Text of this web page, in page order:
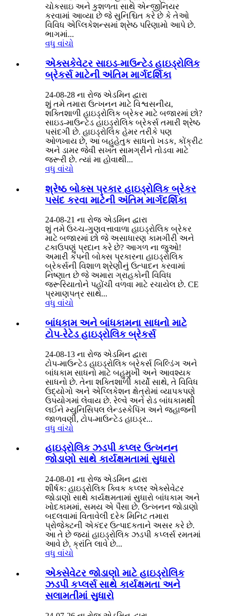
ચોકસાઇ અને કુશળતા સાથે એન્જીનિયર
કરવામાં આવ્યા છે જે સુનિશ્ચિત કરે છે કે તેઓ
વિવિધ એપ્લિકેશન્સમાં શ્રેષ્ઠ પરિણામો આપે છે.
ભાગમાં...
વધુ વાંચો
એક્સકેવેટર સાઇડ-માઉન્ટેડ હાઇડ્રોલિક
બ્રેકર્સ માટેની અંતિમ માર્ગદર્શિકા
24-08-28 ના રોજ એડમિન દ્વારા
શું તમે તમારા ઉત્ખનન માટે વિશ્વસનીય,
શક્તિશાળી હાઇડ્રોલિક બ્રેકર માટે બજારમાં છો?
સાઇડ-માઉન્ટેડ હાઇડ્રોલિક બ્રેકર્સ તમારી શ્રેષ્ઠ
પસંદગી છે. હાઇડ્રોલિક હેમર તરીકે પણ
ઓળખાય છે, આ બહુહેતુક સાધનો ખડક, કોંક્રીટ
અને ડામર જેવી સખત સામગ્રીને તોડવા માટે
જરૂરી છે. ત્યાં મા હોવાથી...
વધુ વાંચો
શ્રેષ્ઠ બોક્સ પ્રકાર હાઇડ્રોલિક બ્રેકર
પસંદ કરવા માટેની અંતિમ માર્ગદર્શિકા
24-08-21 ના ​​રોજ એડમિન દ્વારા
શું તમે ઉચ્ચ-ગુણવત્તાવાળા હાઇડ્રોલિક બ્રેકર
માટે બજારમાં છો જે અસાધારણ કામગીરી અને
ટકાઉપણું પ્રદાન કરે છે? આગળ ના જુઓ!
અમારી કંપની બોક્સ પ્રકારના હાઇડ્રોલિક
બ્રેકર્સની વિશાળ શ્રેણીનું ઉત્પાદન કરવામાં
નિષ્ણાત છે જે અમારા ગ્રાહકોની વિવિધ
જરૂરિયાતોને પહોંચી વળવા માટે રચાયેલ છે. CE
પ્રમાણપત્ર સાથે...
વધુ વાંચો
બાંધકામ અને બાંધકામના સાધનો માટે
ટોપ-રેટેડ હાઇડ્રોલિક બ્રેકર્સ
24-08-13 ના રોજ એડમિન દ્વારા
ટોપ-માઉન્ટેડ હાઇડ્રોલિક બ્રેકર્સ બિલ્ડિંગ અને
બાંધકામ સાધનો માટે બહુમુખી અને આવશ્યક
સાધનો છે. તેના શક્તિશાળી કાર્યો સાથે, તે વિવિધ
ઉદ્યોગો અને એપ્લિકેશન ક્ષેત્રોમાં વ્યાપકપણે
ઉપયોગમાં લેવાય છે. રેલ્વે અને રોડ બાંધકામથી
લઈને મ્યુનિસિપલ લેન્ડસ્કેપિંગ અને જહાજની
જાળવણી, ટોપ-માઉન્ટેડ હાઇડ્ર...
વધુ વાંચો
હાઇડ્રોલિક ઝડપી કપ્લર ઉત્ખનન
જોડાણો સાથે કાર્યક્ષમતામાં સુધારો
24-08-01 ના રોજ એડમિન દ્વારા
શીર્ષક: હાઇડ્રોલિક ક્વિક કપ્લર એક્સેવેટર
જોડાણો સાથે કાર્યક્ષમતામાં સુધારો બાંધકામ અને
ખોદકામમાં, સમય એ પૈસા છે. ઉત્ખનન જોડાણો
બદલવામાં વિતાવેલી દરેક મિનિટ તમારા
પ્રોજેક્ટની એકંદર ઉત્પાદકતાને અસર કરે છે.
આ તે છે જ્યાં હાઇડ્રોલિક ઝડપી કપ્લર્સ રમતમાં
આવે છે, ક્રાંતિ લાવે છે...
વધુ વાંચો
એક્સેવેટર જોડાણો માટે હાઇડ્રોલિક
ઝડપી કપ્લર્સ સાથે કાર્યક્ષમતા અને
સલામતીમાં સુધારો